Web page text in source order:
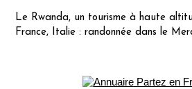
Le Rwanda, un tourisme à haute
France, Italie : randonnée dans le